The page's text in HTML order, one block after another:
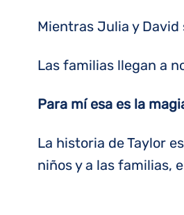
Mientras Julia y
Las familias llegan a
Para mí esa es la
La historia de Taylor
niños y a las familias,